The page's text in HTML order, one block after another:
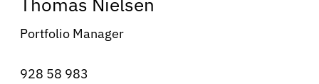
Portfolio Manager
928 58 983